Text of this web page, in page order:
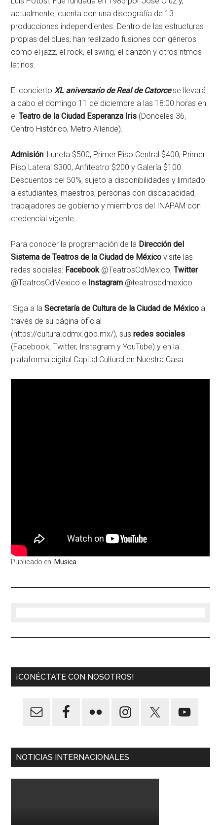
actualmente, cuenta con una discografía de 13
producciones independientes. Dentro de las estructuras
propias del blues, han realizado fusiones con géneros
como el jazz, el rock, el swing, el danzón y otros ritmos
latinos.
El conciertoXL aniversario de Real de Catorcese llevará
a cabo el domingo 11 de diciembre a las 18:00 horas en
elTeatro de la Ciudad Esperanza Iris (Donceles 36,
Centro Histórico, Metro Allende).
Admisión: Luneta $500, Primer Piso Central $400, Primer
Piso Lateral $300, Anfiteatro $200 y Galería $100.
Descuentos del 50%, sujeto a disponibilidades y limitado
a estudiantes, maestros, personas con discapacidad,
trabajadores de gobierno y miembros del INAPAM con
credencial vigente.
Para conocer la programación de la Dirección del
Sistema de Teatros de la Ciudad de México visite las
redes sociales: Facebook@TeatrosCdMexico,Twitter
@TeatrosCdMexico e Instagram @teatroscdmexico.
Siga a laSecretaría de Cultura de la Ciudad de México a
través de su página oficial
(https://cultura.cdmx.gob.mx/), susredes sociales
(Facebook, Twitter, Instagram y YouTube) y en la
plataforma digital Capital Cultural en Nuestra Casa.
Publicado en: Musica
¡CONÉCTATE CON NOSOTROS!
NOTICIAS INTERNACIONALES